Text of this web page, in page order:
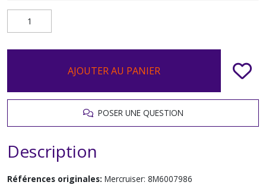
AJOUTER AU PANIER
POSER UNE QUESTION
Description
Références originales: Mercruiser: 8M6007986